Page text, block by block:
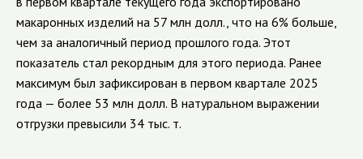
макаронных изделий на 57 млн долл., что на 6% больше,
чем за аналогичный период прошлого года. Этот
показатель стал рекордным для этого периода. Ранее
максимум был зафиксирован в первом квартале 2025
года — более 53 млн долл. В натуральном выражении
отгрузки превысили 34 тыс. т.